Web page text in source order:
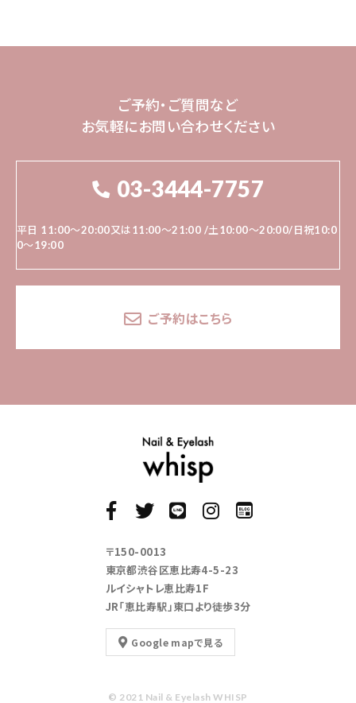
ご予約・ご質問など
お気軽にお問い合わせください
03-3444-7757
平日 11:00～20:00又は11:00〜21:00 /土10:00〜20:00/日祝10:0
0～19:00
ご予約はこちら
〒150-0013
東京都渋谷区恵比寿4-5-23
ルイシャトレ恵比寿1F
JR「恵比寿駅」東口より徒歩3分
Google mapで見る
© 2021 Nail & Eyelash WHISP